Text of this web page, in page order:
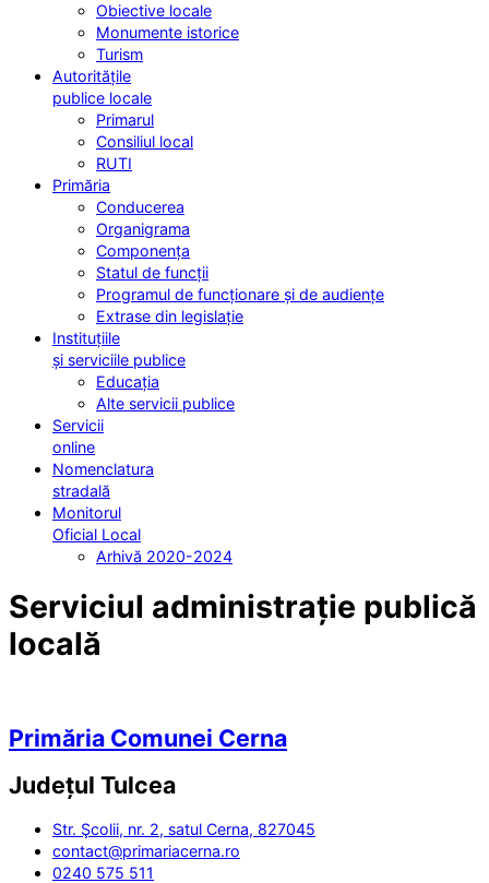
Obiective locale
Monumente istorice
Turism
Autoritățile
publice locale
Primarul
Consiliul local
RUTI
Primăria
Conducerea
Organigrama
Componența
Statul de funcții
Programul de funcționare și de audiențe
Extrase din legislație
Instituțiile
și serviciile publice
Educația
Alte servicii publice
Servicii
online
Nomenclatura
stradală
Monitorul
Oficial Local
Arhivă 2020-2024
Serviciul administrație publică
locală
Primăria Comunei Cerna
Județul Tulcea
Str. Şcolii, nr. 2, satul Cerna, 827045
contact@primariacerna.ro
0240 575 511